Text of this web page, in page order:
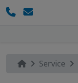
Service